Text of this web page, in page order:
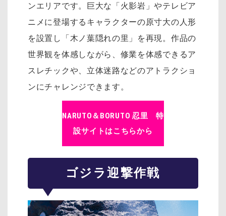
ンエリアです。巨大な「火影岩」やテレビア
ニメに登場するキャラクターの原寸大の人形
を設置し「木ノ葉隠れの里」を再現。作品の
世界観を体感しながら、修業を体感できるア
スレチックや、立体迷路などのアトラクショ
ンにチャレンジできます。
NARUTO＆BORUTO 忍里 特
設サイトはこちらから
ゴジラ迎撃作戦